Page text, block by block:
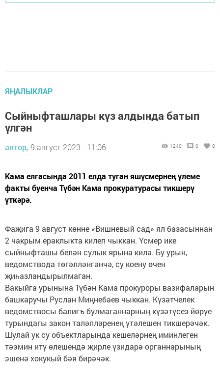
ЯҢАЛЫКЛАР
Сыйныфташлары күз алдында батып
үлгән
автор, 9 август 2023 - 11:06 1240 0 0
Кама елгасында 2011 елда туган яшүсмернең үлеме
факты буенча Түбән Кама прокуратурасы тикшерү
үткәрә.
Фаҗига 9 август көнне «Вишневый сад» ял базасыннан
2 чакрым ераклыкта килеп чыккан. Үсмер ике
сыйныфташы белән сулык ярына килә. Бу урын,
ведомствода төгәлләнгәнчә, су коену өчен
җиһазландырылмаган.
Вакыйга урынына Түбән Кама прокуроры вазифаларын
башкаручы Руслан Миңнебаев чыккан. Күзәтчелек
ведомствосы балигъ булмаганнарның күзәтүсез йөрүе
турындагы закон таләпләренең үтәлешен тикшерәчәк.
Шулай ук су объектларында кешеләрнең иминлеген
тәэмин итү өлешендә җирле үзидарә органнарының
эшенә хокукый бәя бирәчәк.